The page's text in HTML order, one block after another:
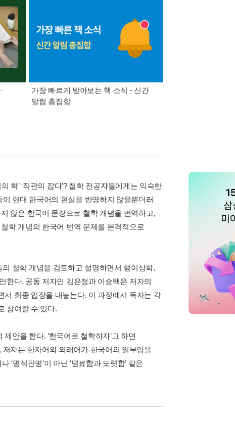
가장 빠르게 받아보는 책 소식 - 신간
알림 총집합
학’ ‘직관의 잡다’? 철학 전공자들에게는 익숙한
현대 한국어의 현실을 반영하지 않을뿐더러
않은 한국어 문장으로 철학 개념을 번역하고,
학 개념의 한국어 번역 문제를 본격적으로
의 철학 개념을 검토하고 설명하면서 형이상학,
한다. 공동 저자인 김은정과 이승택은 저자의
최종 입장을 내놓는다. 이 과정에서 독자는 각
참여할 수 있다.
안을 한다. ‘한국어로 철학하자’고 하면
자는 한자어와 외래어가 한국어의 일부임을
‘명석판명’이 아닌 ‘명료함과 또렷함’ 같은